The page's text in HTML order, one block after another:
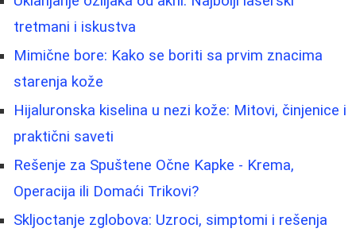
tretmani i iskustva
Mimične bore: Kako se boriti sa prvim znacima
starenja kože
Hijaluronska kiselina u nezi kože: Mitovi, činjenice i
praktični saveti
Rešenje za Spuštene Očne Kapke - Krema,
Operacija ili Domaći Trikovi?
Skljoctanje zglobova: Uzroci, simptomi i rešenja